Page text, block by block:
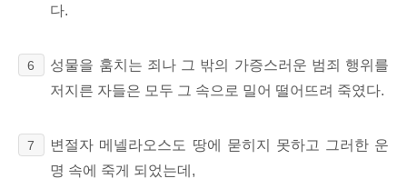
다.
6
성물을 훔치는 죄나 그 밖의 가증스러운 범죄 행위를
저지른 자들은 모두 그 속으로 밀어 떨어뜨려 죽였다.
7
변절자 메넬라오스도 땅에 묻히지 못하고 그러한 운
명 속에 죽게 되었는데,